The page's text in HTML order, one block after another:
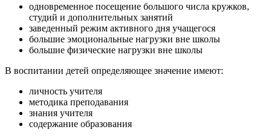
одновременное посещение большого числа кружков,
студий и дополнительных занятий
заведенный режим активного дня учащегося
большие эмоциональные нагрузки вне школы
большие физические нагрузки вне школы
В воспитании детей определяющее значение имеют:
личность учителя
методика преподавания
знания учителя
содержание образования